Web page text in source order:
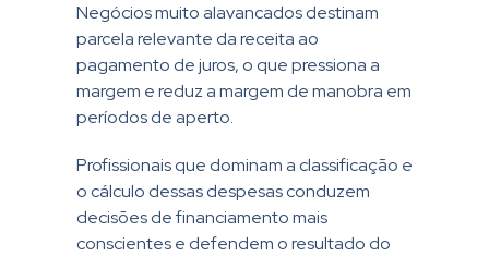
Negócios muito alavancados destinam
parcela relevante da receita ao
pagamento de juros, o que pressiona a
margem e reduz a margem de manobra em
períodos de aperto.
Profissionais que dominam a classificação e
o cálculo dessas despesas conduzem
decisões de financiamento mais
conscientes e defendem o resultado do